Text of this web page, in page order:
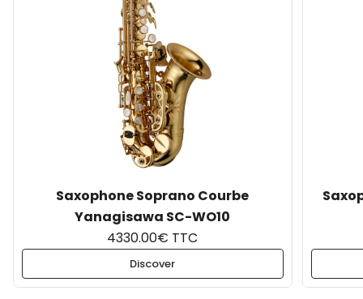
Saxophone Soprano Courbe
Yanagisawa SC-WO10
4330.00€ TTC
Discover